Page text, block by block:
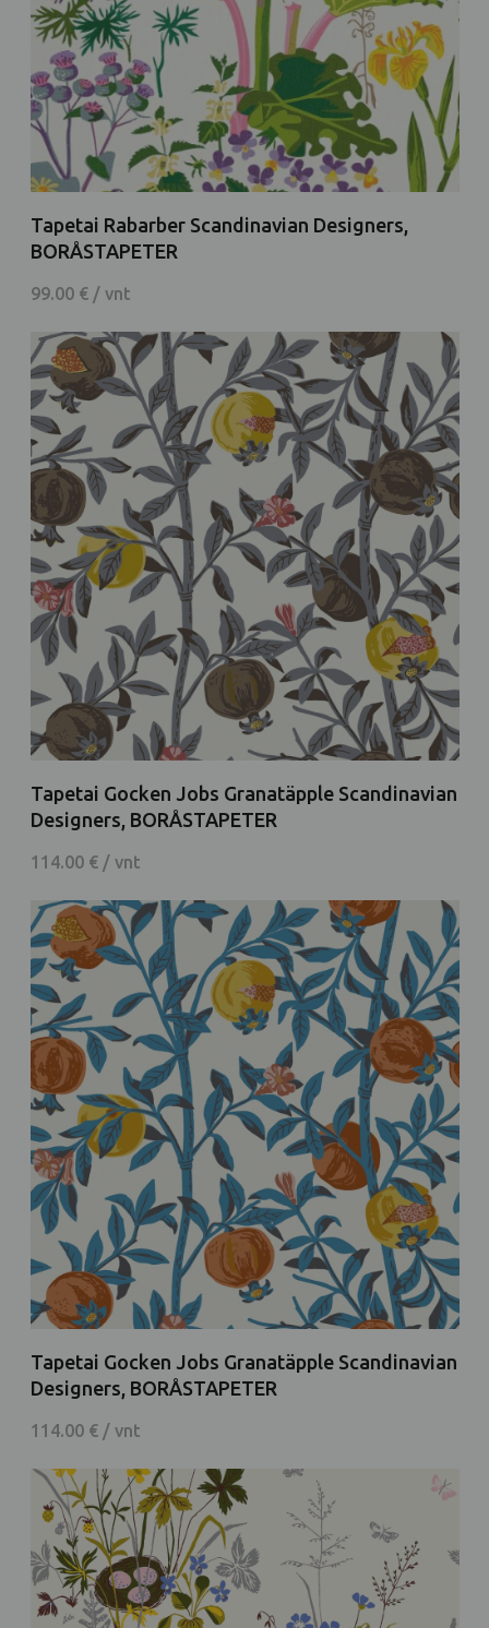
Tapetai Rabarber Scandinavian Designers,
BORÅSTAPETER
99.00 € / vnt
Tapetai Gocken Jobs Granatäpple Scandinavian
Designers, BORÅSTAPETER
114.00 € / vnt
Tapetai Gocken Jobs Granatäpple Scandinavian
Designers, BORÅSTAPETER
114.00 € / vnt